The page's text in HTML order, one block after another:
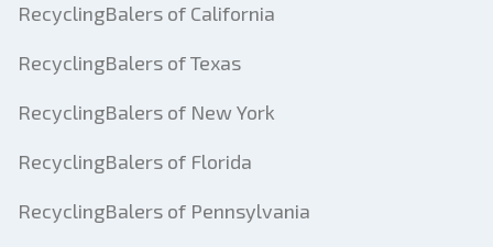
RecyclingBalers of California
RecyclingBalers of Texas
RecyclingBalers of New York
RecyclingBalers of Florida
RecyclingBalers of Pennsylvania